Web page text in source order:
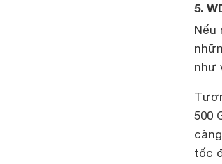
5.
Nếu
như
500
tốc